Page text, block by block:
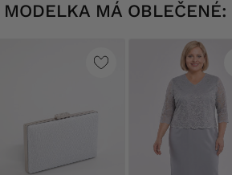
MODELKA MÁ OBLEČENÉ: